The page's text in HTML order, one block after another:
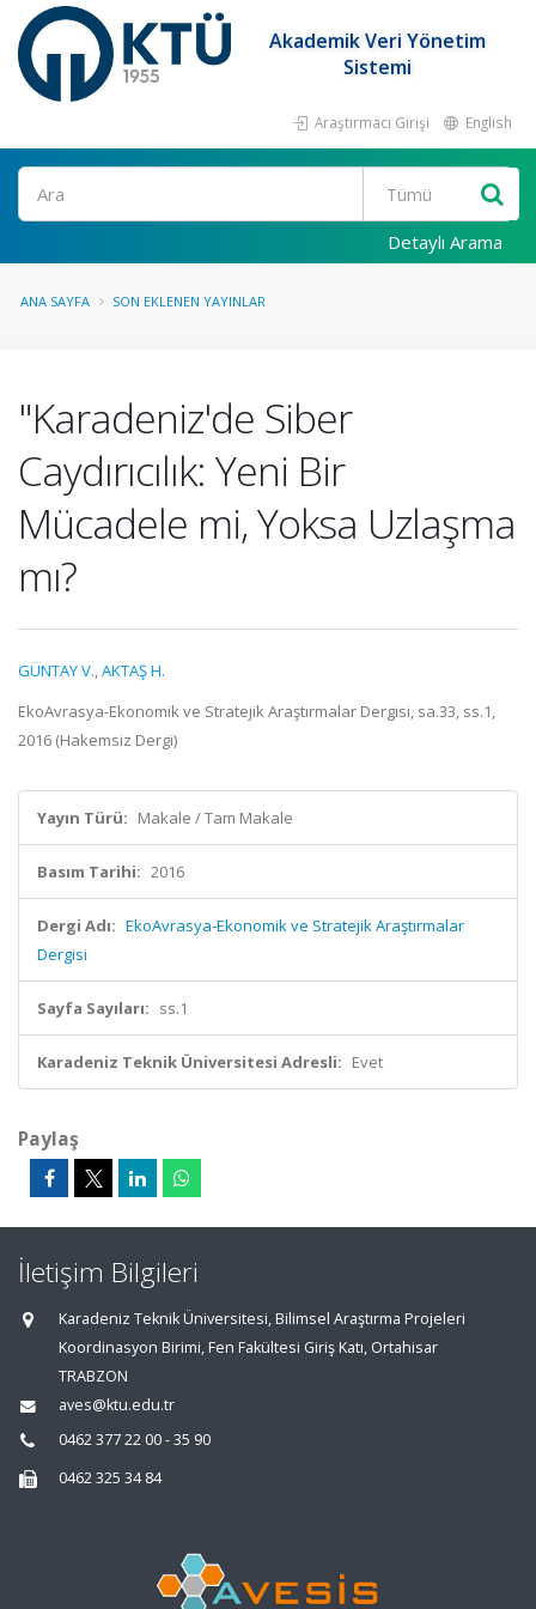
Akademik Veri Yönetim
Sistemi
Araştırmacı Girişi English
Ara
Detaylı Arama
ANA SAYFA SON EKLENEN YAYINLAR
"Karadeniz'de Siber
Caydırıcılık: Yeni Bir
Mücadele mi, Yoksa Uzlaşma
mı?
GÜNTAY V.,AKTAŞ H.
EkoAvrasya-Ekonomik ve Stratejik Araştırmalar Dergisi, sa.33, ss.1,
2016 (Hakemsiz Dergi)
Yayın Türü: Makale / Tam Makale
Basım Tarihi: 2016
Dergi Adı: EkoAvrasya-Ekonomik ve Stratejik Araştırmalar
Dergisi
Sayfa Sayıları: ss.1
Karadeniz Teknik Üniversitesi Adresli: Evet
Paylaş
İletişim Bilgileri
Karadeniz Teknik Üniversitesi, Bilimsel Araştırma Projeleri
Koordinasyon Birimi, Fen Fakültesi Giriş Katı, Ortahisar
TRABZON
aves@ktu.edu.tr
0462 377 22 00 - 35 90
0462 325 34 84